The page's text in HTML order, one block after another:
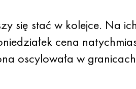
się stać w kolejce. Na
cena
oscylowała w